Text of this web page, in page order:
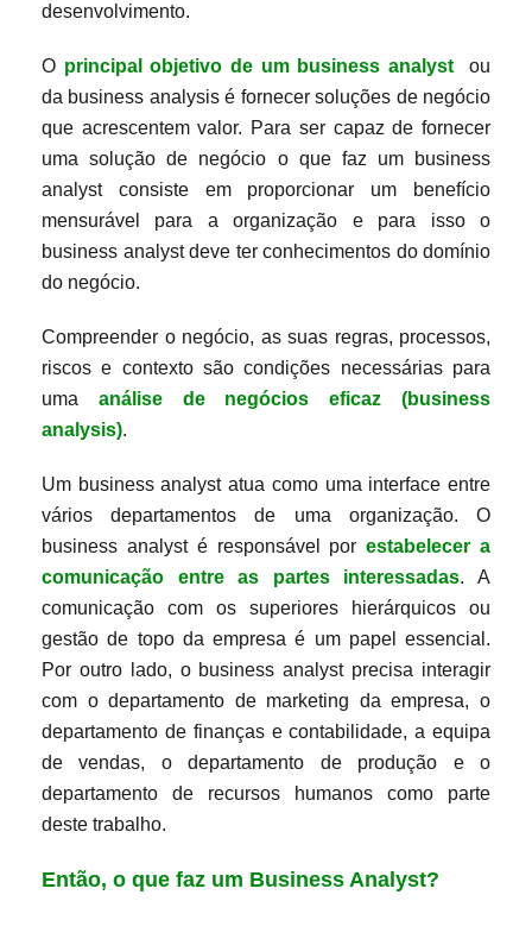
desenvolvimento.
O principal objetivo de um business analystou
da business analysis é fornecer soluções de negócio
que acrescentem valor. Para ser capaz de fornecer
uma solução de negócio o que faz um business
analyst consiste em proporcionar um benefício
mensurável para a organização e para isso o
business analyst deve ter conhecimentos do domínio
do negócio.
Compreender o negócio, as suas regras, processos,
riscos e contexto são condições necessárias para
uma análise de negócios eficaz (business
analysis).
Um business analyst atua como uma interface entre
vários departamentos de uma organização. O
business analyst é responsável porestabelecer a
comunicação entre as partes interessadas. A
comunicação com os superiores hierárquicos ou
gestão de topo da empresa é um papel essencial.
Por outro lado, o business analyst precisa interagir
com o departamento de marketing da empresa, o
departamento de finanças e contabilidade, a equipa
de vendas, o departamento de produção e o
departamento de recursos humanos como parte
deste trabalho.
Então, o que faz um Business Analyst?